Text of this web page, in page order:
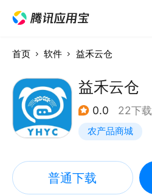
首页 软件 益禾云仓
益禾云仓
0.0 22下载
农产品商城
普通下载